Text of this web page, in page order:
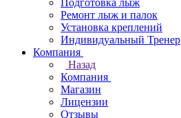
Подготовка лыж
Ремонт лыж и палок
Установка креплений
Индивидуальный Тренер
Компания
Назад
Компания
Магазин
Лицензии
Отзывы